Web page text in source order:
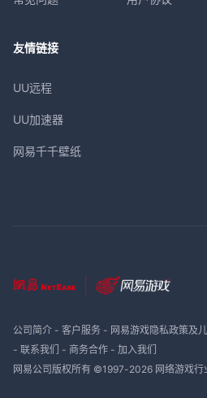
友情链接
UU远程
UU加速器
网易千千壁纸
公司简介- 客户服务- 网易游戏隐私政策及
- 联系我们 - 商务合作- 加入我们
网易公司版权所有 ©1997-2026 网络游戏